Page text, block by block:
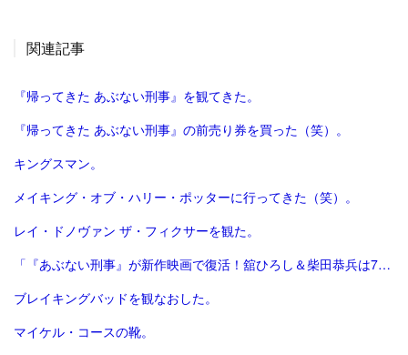
関連記事
『帰ってきた あぶない刑事』を観てきた。
『帰ってきた あぶない刑事』の前売り券を買った（笑）。
キングスマン。
メイキング・オブ・ハリー・ポッターに行ってきた（笑）。
レイ・ドノヴァン ザ・フィクサーを観た。
「『あぶない刑事』が新作映画で復活！舘ひろし＆柴田恭兵は70代のタカ＆ユージにノリノリ | 女性自身」
ブレイキングバッドを観なおした。
マイケル・コースの靴。